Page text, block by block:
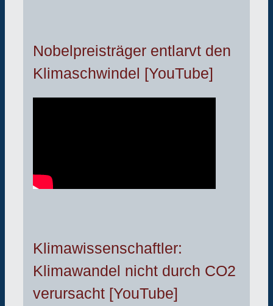
Nobelpreisträger entlarvt den
Klimaschwindel [YouTube]
Klimawissenschaftler:
Klimawandel nicht durch CO2
verursacht [YouTube]